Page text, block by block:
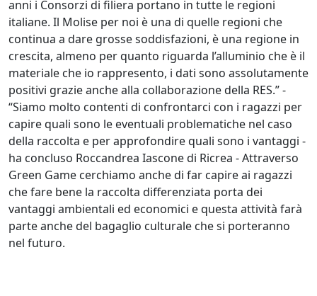
anni i Consorzi di filiera portano in tutte le regioni
italiane. Il Molise per noi è una di quelle regioni che
continua a dare grosse soddisfazioni, è una regione in
crescita, almeno per quanto riguarda l’alluminio che è il
materiale che io rappresento, i dati sono assolutamente
positivi grazie anche alla collaborazione della RES.” -
“Siamo molto contenti di confrontarci con i ragazzi per
capire quali sono le eventuali problematiche nel caso
della raccolta e per approfondire quali sono i vantaggi -
ha concluso Roccandrea Iascone di Ricrea - Attraverso
Green Game cerchiamo anche di far capire ai ragazzi
che fare bene la raccolta differenziata porta dei
vantaggi ambientali ed economici e questa attività farà
parte anche del bagaglio culturale che si porteranno
nel futuro.